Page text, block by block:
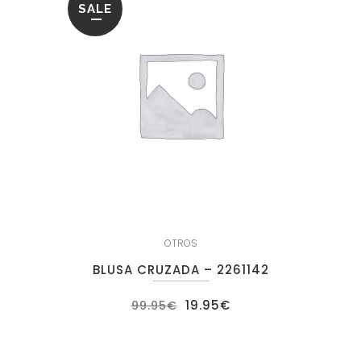
SALE
OTROS
BLUSA CRUZADA – 2261142
99.95€ El
precio
19.95€El